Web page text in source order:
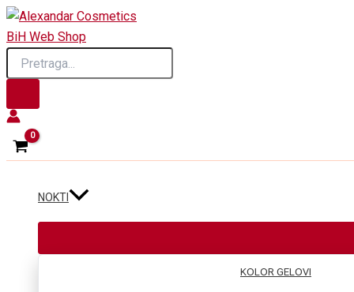
Skip
to
content
Products
search
NOKTI
KOLOR GELOVI